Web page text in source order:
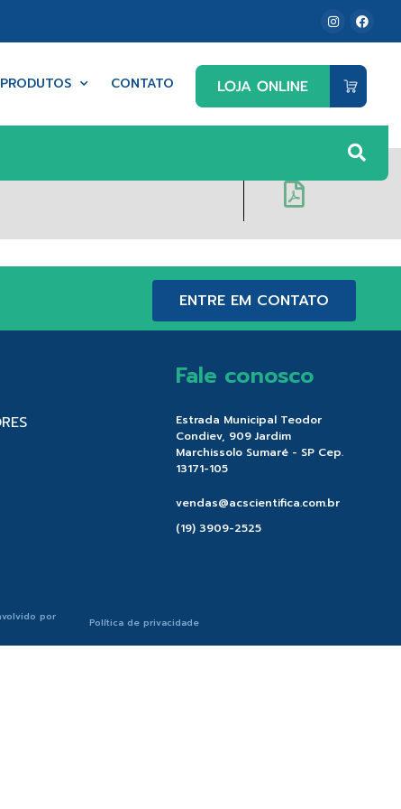
PRODUTOS CONTATO
ENTRE EM CONTATO
Fale conosco
Estrada Municipal Teodor
Condiev, 909 Jardim
Marchissolo Sumaré - SP Cep.
13171-105
vendas@acscientifica.com.br
(19) 3909-2525
por
Política de privacidade